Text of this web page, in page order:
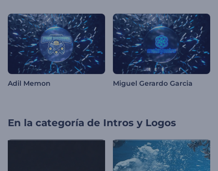
Adil Memon Miguel Gerardo Garcia
En la categoría de Intros y Logos